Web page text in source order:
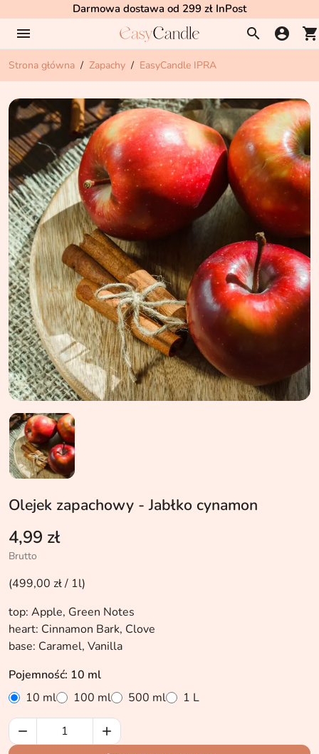
Darmowa dostawa od 299 zł InPost
menu search account_circle shopping_cart
Strona główna Zapachy EasyCandle IPRA
Olejek zapachowy - Jabłko cynamon
4,99 zł
Brutto
(499,00 zł / 1l)
top: Apple, Green Notes
heart: Cinnamon Bark, Clove
base: Caramel, Vanilla
Pojemność: 10 ml
10 ml
100 ml 500 ml 1 L

